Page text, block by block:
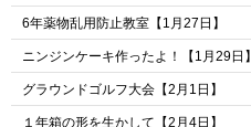
6年薬物乱用防止教室【1月27日】
ニンジンケーキ作ったよ！【1月29日】
グラウンドゴルフ大会【2月1日】
１年箱の形を生かして【2月4日】